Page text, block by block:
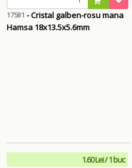
17581 - Cristal galben-rosu mana
Hamsa 18x13.5x5.6mm
1.60 Lei / 1 buc